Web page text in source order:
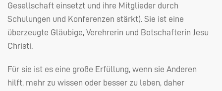
Gesellschaft einsetzt und ihre Mitglieder durch
Schulungen und Konferenzen stärkt). Sie ist eine
überzeugte Gläubige, Verehrerin und Botschafterin Jesu
Christi.
Für sie ist es eine große Erfüllung, wenn sie Anderen
hilft, mehr zu wissen oder besser zu leben, daher